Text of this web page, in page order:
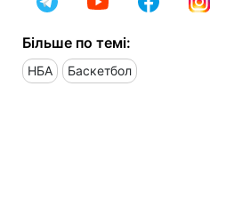
Більше по темі:
НБА Баскетбол